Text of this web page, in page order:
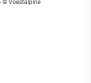
- © Voestalpine